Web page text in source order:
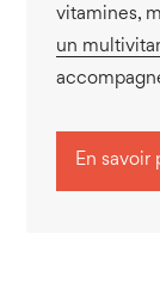
vitamines,
un
En savoir